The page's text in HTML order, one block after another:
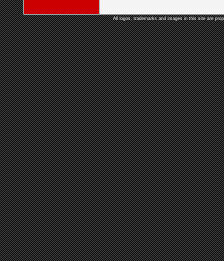
All logos, trademarks and images in this site are